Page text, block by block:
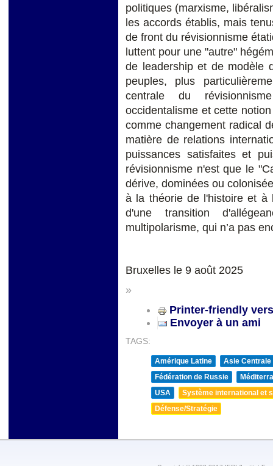
politiques (marxisme,
les accords établis, mais
de front du révisionnisme
luttent pour une "autre"
de leadership et de modèle
peuples, plus
centrale du
occidentalisme et cette
comme changement radical
matière de relations
puissances satisfaites et
révisionnisme n'est que le
dérive, dominées ou
à la théorie de l'histoire et à
d'une transition
multipolarisme, qui n’a pas
Bruxelles le 9 août 2025
»
Printer-friendly
Envoyer à un ami
TAGS:
Amérique Latine
Asie Centrale
Fédération de Russie
USA
Système international et
Défense/Stratégie